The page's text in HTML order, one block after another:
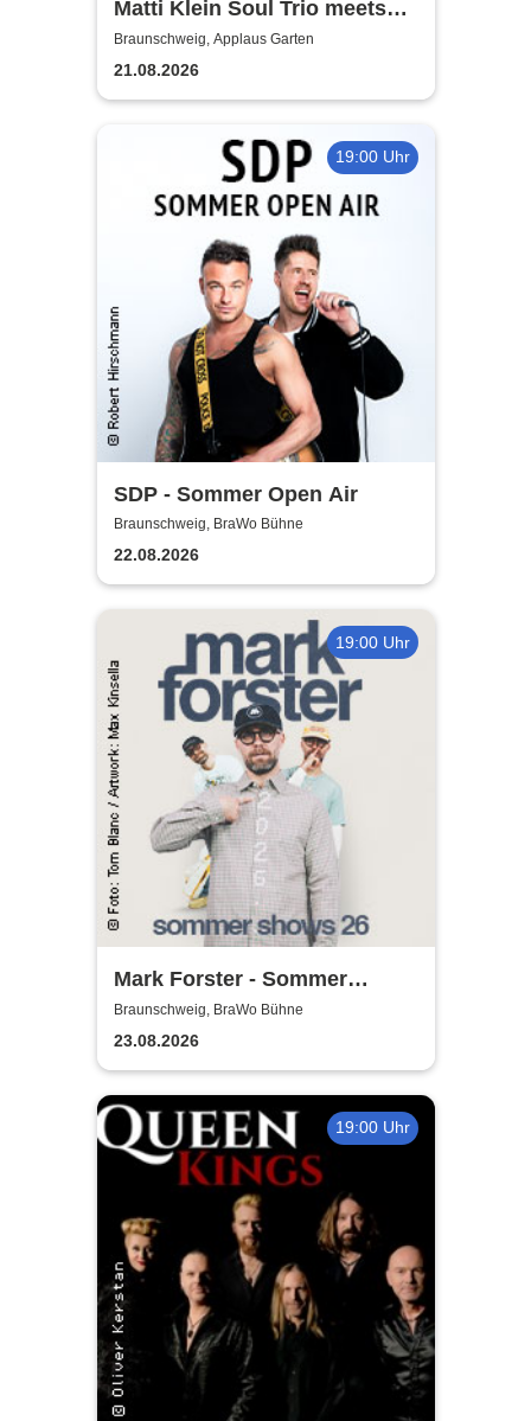
Matti Klein Soul Trio meets
Max Mutzke
Braunschweig, Applaus Garten
21.08.2026
19:00 Uhr
SDP - Sommer Open Air
Braunschweig, BraWo Bühne
22.08.2026
19:00 Uhr
Mark Forster - Sommer
Shows 2026
Braunschweig, BraWo Bühne
23.08.2026
19:00 Uhr